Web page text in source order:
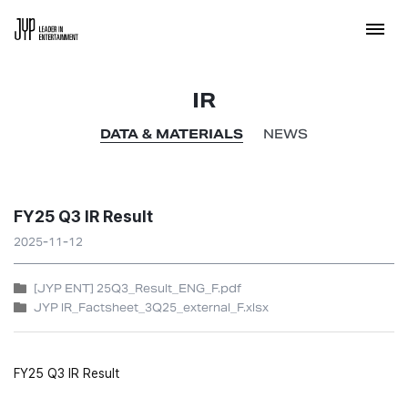
IR
DATA & MATERIALS NEWS
FY25 Q3 IR Result
2025-11-12
[JYP ENT] 25Q3_Result_ENG_F.pdf
JYP IR_Factsheet_3Q25_external_F.xlsx
FY25 Q3 IR Result